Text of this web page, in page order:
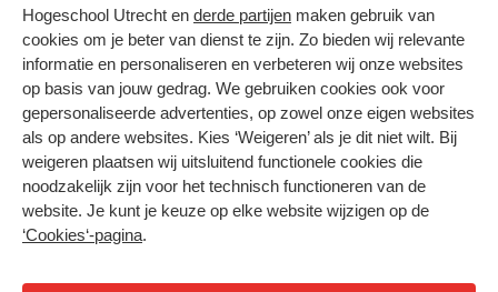
Hogeschool Utrecht en derde partijen maken gebruik van
cookies om je beter van dienst te zijn. Zo bieden wij relevante
informatie en personaliseren en verbeteren wij onze websites
op basis van jouw gedrag. We gebruiken cookies ook voor
gepersonaliseerde advertenties, op zowel onze eigen websites
als op andere websites. Kies ‘Weigeren’ als je dit niet wilt. Bij
weigeren plaatsen wij uitsluitend functionele cookies die
noodzakelijk zijn voor het technisch functioneren van de
website. Je kunt je keuze op elke website wijzigen op de
‘Cookies‘-pagina.
Contact
Master
Post-master
Studiekeuze deeltijd
HU Bibliotheek
HU Ontwikkelt
Duurzame HU
Intranet
Trajectum
Hier komt alles samen
Colofon
Privacy
Cookies
Nieuwsbrief